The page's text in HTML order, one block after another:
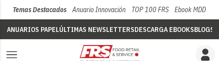
Temas Destacados Anuario Innovación TOP 100 FRS Ebook MDD
ANUARIOS PAPELÚLTIMAS NEWSLETTERSDESCARGA EBOOKSBLOGS